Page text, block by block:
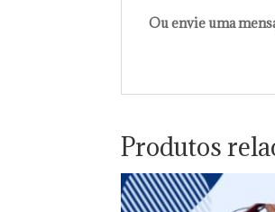
Ou envie uma
Produtos